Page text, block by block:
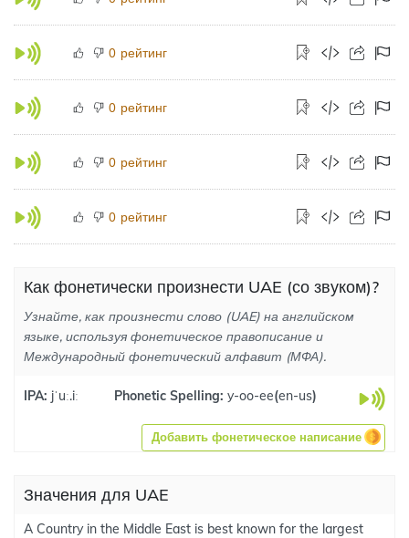
0 рейтинг
0 рейтинг
0 рейтинг
0 рейтинг
Как фонетически произнести UAE (со звуком)?
Узнайте, как произнести слово (UAE) на английском
языке, используя фонетическое правописание и
Международный фонетический алфавит (МФА).
IPA: jˈuː.iː Phonetic Spelling: y-oo-ee(en-us)
Добавить фонетическое написание
Значения для UAE
A Country in the Middle East is best known for the largest